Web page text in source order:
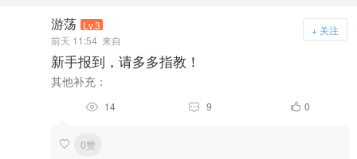
游荡 Lv.3
前天 11:54 来自
+ 关注
新手报到，请多多指教！
其他补充：
 14  9  0
 0赞